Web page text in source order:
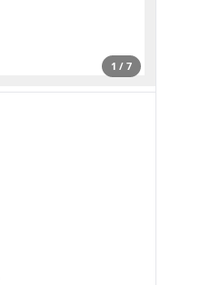
1 / 7